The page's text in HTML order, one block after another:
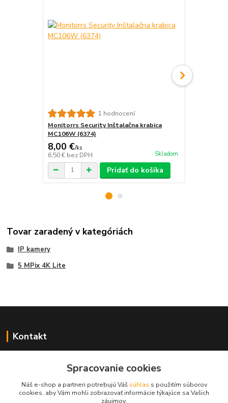
Monitorrs Security Inštalačna krabica
MC106W (6374)
8,00 €/ks
6,50 € bez DPH Skladom
1 hodnocení
Pridať do košíka
Tovar zaradený v kategóriách
IP kamery
5 MPix 4K Lite
Kontakt
+421 917 869 471, +421 917 817 905
info@monitorrs.com
Spracovanie cookies
Náš e-shop a partneri potrebujú Váš súhlas s použitím súborov
cookies, aby Vám mohli zobrazovať informácie týkajúce sa Vašich
záujmov.